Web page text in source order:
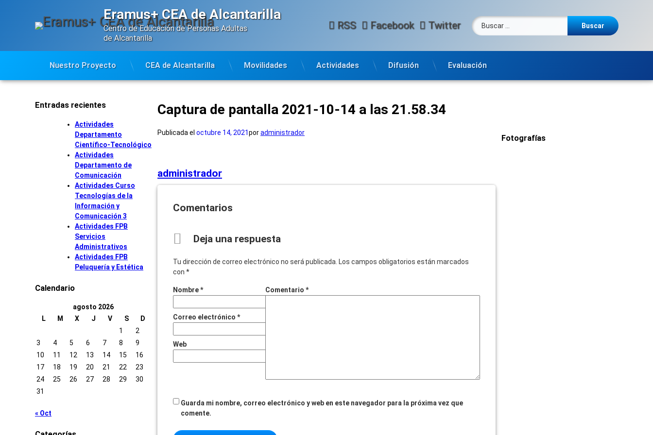
Eramus+ CEA de Alcantarilla
Centro de Educación de Personas Adultas
de Alcantarilla
RSS Facebook Twitter
Buscar:
Nuestro Proyecto CEA de Alcantarilla Movilidades Actividades Difusión Evaluación
Captura de pantalla 2021-10-14 a las 21.58.34
Publicada el octubre 14, 2021poradministrador
administrador
Comentarios
Deja una respuesta
Tu dirección de correo electrónico no será publicada. Los campos obligatorios están marcados
con *
Comentario *
Nombre*
Correo electrónico *
Web
Guarda mi nombre, correo electrónico y web en este navegador para la próxima vez que
comente.
Entradas recientes
Actividades
Departamento
Científico-Tecnológico
Actividades
Departamento de
Comunicación
Actividades Curso
Tecnologías de la
Información y
Comunicación 3
Actividades FPB
Servicios
Administrativos
Actividades FPB
Peluquería y Estética
Calendario
agosto 2026
L
M X J V S
D
1
2
3
4 5 6 7 8
9
10
11 12 13 14 15
16
17
18 19 20 21 22
23
24
25 26 27 28 29
30
31
« Oct
Fotografías